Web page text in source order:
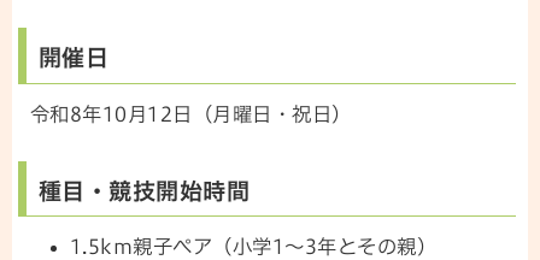
開催日
令和8年10月12日（月曜日・祝日）
種目・競技開始時間
1.5km親子ペア（小学1～3年とその親）